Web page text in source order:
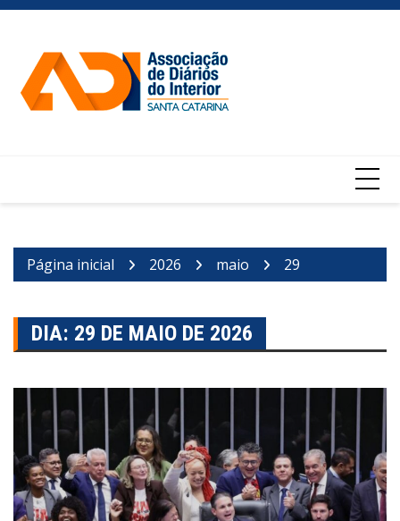
Ir
conteúdo
Página inicial 2026 maio 29
DIA: 29 DE MAIO DE 2026